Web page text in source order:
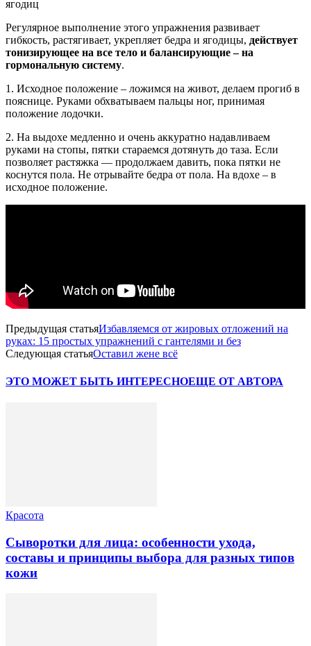
Регулярное выполнение этого упражнения развивает
гибкость, растягивает, укрепляет бедра и ягодицы, действует
тонизирующее на все тело и балансирующие – на
гормональную систему.
1. Исходное положение – ложимся на живот, делаем прогиб в
пояснице. Руками обхватываем пальцы ног, принимая
положение лодочки.
2. На выдохе медленно и очень аккуратно надавливаем
руками на стопы, пятки стараемся дотянуть до таза. Если
позволяет растяжка — продолжаем давить, пока пятки не
коснутся пола. Не отрывайте бедра от пола. На вдохе – в
исходное положение.
Предыдущая статьяИзбавляемся от жировых отложений на
руках: 15 простых упражнений с гантелями и без
Следующая статьяОставил жене всё
ЭТО МОЖЕТ БЫТЬ ИНТЕРЕСНОЕЩЕ ОТ АВТОРА
Красота
Сыворотки для лица: особенности ухода,
составы и принципы выбора для разных типов
кожи